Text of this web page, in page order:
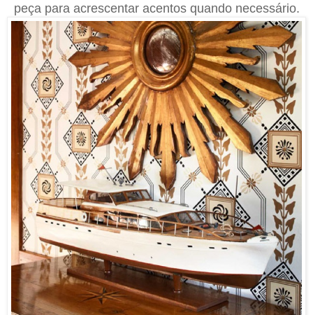
peça para acrescentar acentos quando necessário.